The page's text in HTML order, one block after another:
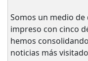
Somos un medio
impreso con cinco
hemos
noticias más